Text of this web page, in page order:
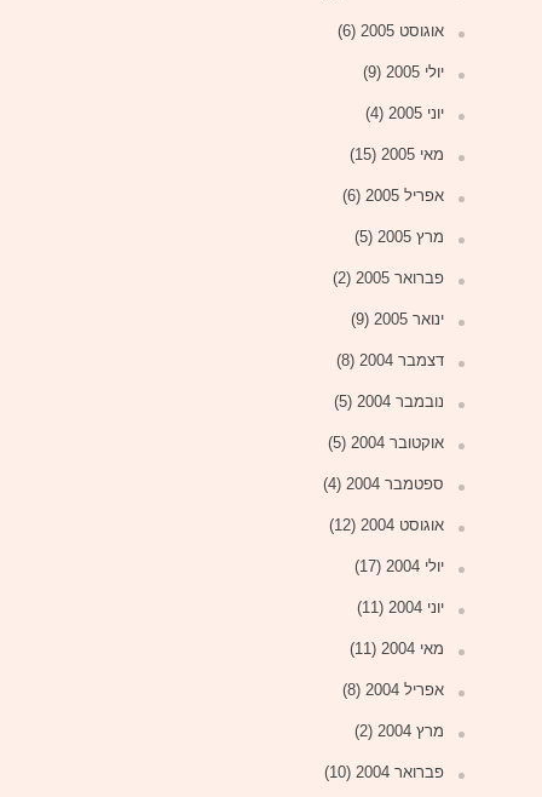
אוגוסט 2005 (6)
יולי 2005 (9)
יוני 2005 (4)
מאי 2005 (15)
אפריל 2005 (6)
מרץ 2005 (5)
פברואר 2005 (2)
ינואר 2005 (9)
דצמבר 2004 (8)
נובמבר 2004 (5)
אוקטובר 2004 (5)
ספטמבר 2004 (4)
אוגוסט 2004 (12)
יולי 2004 (17)
יוני 2004 (11)
מאי 2004 (11)
אפריל 2004 (8)
מרץ 2004 (2)
פברואר 2004 (10)